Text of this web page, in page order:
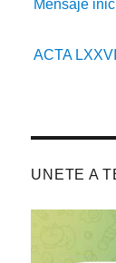
ACTA
Clubes con
UNETE A